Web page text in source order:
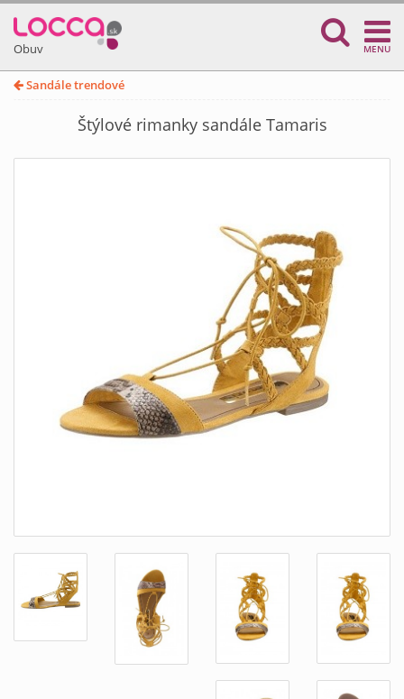
Obuv MENU
Sandále trendové
Štýlové rimanky sandále Tamaris